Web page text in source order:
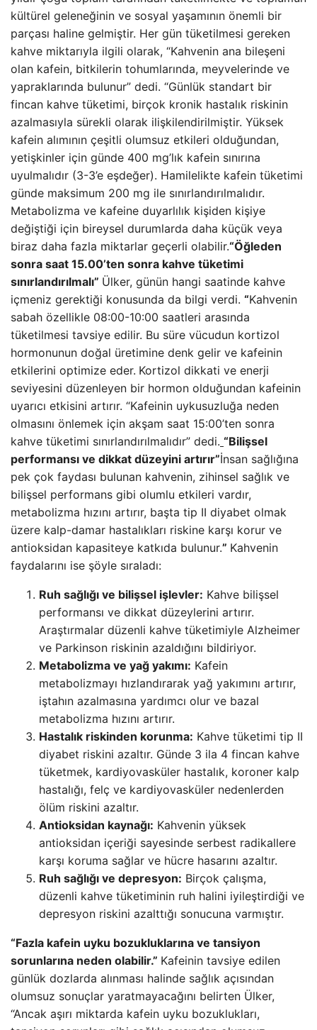
kültürel geleneğinin ve sosyal yaşamının önemli bir
parçası haline gelmiştir. Her gün tüketilmesi gereken
kahve miktarıyla ilgili olarak, “Kahvenin ana bileşeni
olan kafein, bitkilerin tohumlarında, meyvelerinde ve
yapraklarında bulunur” dedi. “Günlük standart bir
fincan kahve tüketimi, birçok kronik hastalık riskinin
azalmasıyla sürekli olarak ilişkilendirilmiştir. Yüksek
kafein alımının çeşitli olumsuz etkileri olduğundan,
yetişkinler için günde 400 mg’lık kafein sınırına
uyulmalıdır (3-3’e eşdeğer). Hamilelikte kafein tüketimi
günde maksimum 200 mg ile sınırlandırılmalıdır.
Metabolizma ve kafeine duyarlılık kişiden kişiye
değiştiği için bireysel durumlarda daha küçük veya
biraz daha fazla miktarlar geçerli olabilir.“Öğleden
sonra saat 15.00’ten sonra kahve tüketimi
sınırlandırılmalı” Ülker, günün hangi saatinde kahve
içmeniz gerektiği konusunda da bilgi verdi. “Kahvenin
sabah özellikle 08:00-10:00 saatleri arasında
tüketilmesi tavsiye edilir. Bu süre vücudun kortizol
hormonunun doğal üretimine denk gelir ve kafeinin
etkilerini optimize eder. Kortizol dikkati ve enerji
seviyesini düzenleyen bir hormon olduğundan kafeinin
uyarıcı etkisini artırır. “Kafeinin uykusuzluğa neden
olmasını önlemek için akşam saat 15:00’ten sonra
kahve tüketimi sınırlandırılmalıdır” dedi. “Bilişsel
performansı ve dikkat düzeyini artırır”İnsan sağlığına
pek çok faydası bulunan kahvenin, zihinsel sağlık ve
bilişsel performans gibi olumlu etkileri vardır,
metabolizma hızını artırır, başta tip II diyabet olmak
üzere kalp-damar hastalıkları riskine karşı korur ve
antioksidan kapasiteye katkıda bulunur.” Kahvenin
faydalarını ise şöyle sıraladı:
Ruh sağlığı ve bilişsel işlevler: Kahve bilişsel
performansı ve dikkat düzeylerini artırır.
Araştırmalar düzenli kahve tüketimiyle Alzheimer
ve Parkinson riskinin azaldığını bildiriyor.
Metabolizma ve yağ yakımı: Kafein
metabolizmayı hızlandırarak yağ yakımını artırır,
iştahın azalmasına yardımcı olur ve bazal
metabolizma hızını artırır.
Hastalık riskinden korunma: Kahve tüketimi tip II
diyabet riskini azaltır. Günde 3 ila 4 fincan kahve
tüketmek, kardiyovasküler hastalık, koroner kalp
hastalığı, felç ve kardiyovasküler nedenlerden
ölüm riskini azaltır.
Antioksidan kaynağı: Kahvenin yüksek
antioksidan içeriği sayesinde serbest radikallere
karşı koruma sağlar ve hücre hasarını azaltır.
Ruh sağlığı ve depresyon: Birçok çalışma,
düzenli kahve tüketiminin ruh halini iyileştirdiği ve
depresyon riskini azalttığı sonucuna varmıştır.
“Fazla kafein uyku bozukluklarına ve tansiyon
sorunlarına neden olabilir.” Kafeinin tavsiye edilen
günlük dozlarda alınması halinde sağlık açısından
olumsuz sonuçlar yaratmayacağını belirten Ülker,
“Ancak aşırı miktarda kafein uyku bozuklukları,